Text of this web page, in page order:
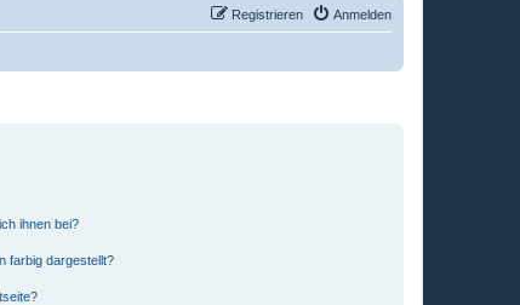
Anmelden
Registrieren
ihnen bei?
farbig dargestellt?